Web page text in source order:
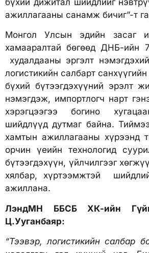
ажиллагааны санамж бичиг”-т
Монгол Улсын эдийн засаг
хамааралтай бөгөөд ДНБ-ийн
худалдааны эргэлт
логистикийн салбарт
бүхий бүтээгдэхүүний эрэлт
нэмэгдэж, импортлогч нарт
хэрэгцээгээ богино
шийдлүүд дутмаг байна.
хамтын ажиллагааны хүрээнд
орчин үеийн технологид
бүтээгдэхүүн, үйлчилгээг
хялбар, хүртээмжтэй
ажиллана.
ЛэндМН ББСБ ХК-ийн
Ц.Ууганбаяр:
“Тээвэр, логистикийн салбар